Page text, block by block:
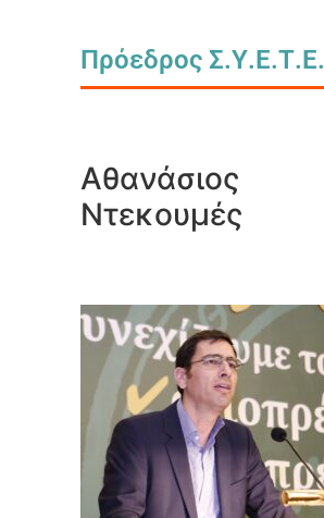
Πρόεδρος Σ.Υ.Ε.Τ.Ε.
Αθανάσιος
Ντεκουμές